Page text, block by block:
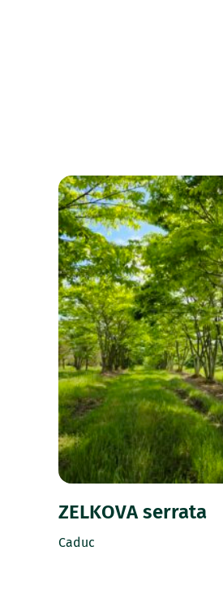
ZELKOVA serrata
Caduc